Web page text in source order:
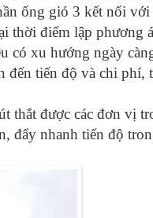
ống gió 3 kết nối
thời điểm lập phương
có xu hướng ngày
đến tiến độ và chi
thắt được các đơn vị
đẩy nhanh tiến độ